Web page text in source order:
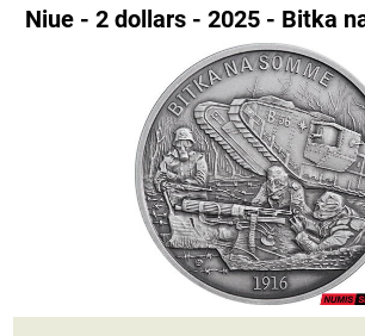
Niue - 2 dollars - 2025 - Bitka